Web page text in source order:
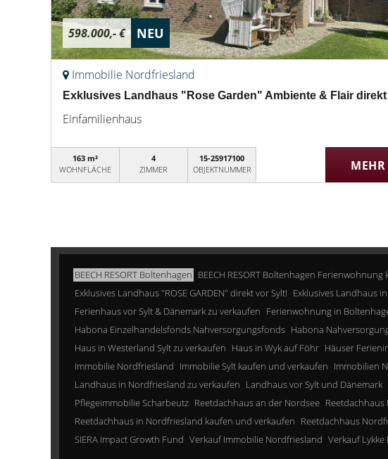
598.000,- € NEU
Immobilie Nordfriesland
Exklusives Landhaus "Rose Garden" Ambiente & Flair
Einfamilienhaus
163 m²
WOHNFLÄCHE
4
ZIMMER
15-25917100
OBJEKTNUMMER
BEECH RESORT Boltenhagen BEECH RESORT Boltenhagen Ferienwohnung
Exklusives Landhaus "ROSE GARDEN" direkt vor Sylt! Exklusives Landhaus
Ferienhaus vor Sylt & Dänemark zu verkaufen Ferienwohnung in
Habona Einzelhandelsfonds Nahversorgungsfonds Habona
Haus in Westerland Sylt zu verkaufen Haus in Wyk auf Föhr Häuser
Immobilie Nordfriesland Immobilie Sylt kaufen und verkaufen Immobilien
Landhaus in Nordfriesland zu verkaufen Landhaus vor Sylt und Dänemark
Pflegeimmobilie Scharbeutz Reetdachhaus an der Nordsee Reetdachhaus
Reetdachhaus in Nordfriesland kaufen und verkaufen Reetdachhaus
SIERA Impact Growth Fund Verkauf Immobilie Nordfriesland Verkauf